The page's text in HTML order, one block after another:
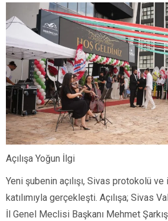
Açılışa Yoğun İlgi
Yeni şubenin açılışı, Sivas protokolü ve
katılımıyla gerçekleşti. Açılışa; Sivas
İl Genel Meclisi Başkanı Mehmet